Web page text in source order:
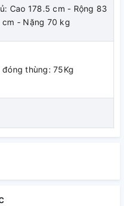
Cao 178.5 cm - Rộng 83
cm - Nặng 70 kg
thùng: 75Kg